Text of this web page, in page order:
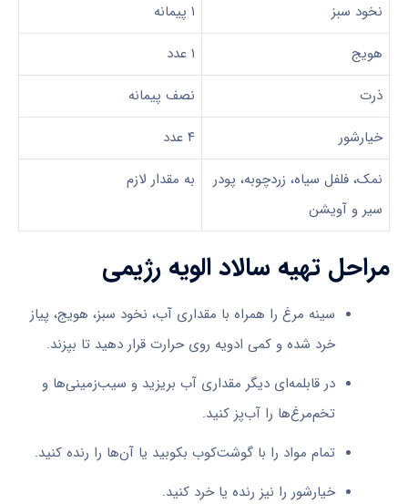
نخود سبز
۱ پیمانه
هویج
۱ عدد
ذرت
نصف پیمانه
خیارشور
۴ عدد
نمک، فلفل سیاه، زردچوبه، پودر
سیر و آویشن
به مقدار لازم
مراحل تهیه سالاد الویه رژیمی
سینه مرغ را همراه با مقداری آب، نخود سبز، هویج، پیاز
خرد شده و کمی ادویه روی حرارت قرار دهید تا بپزند.
در قابلمه‌ای دیگر مقداری آب بریزید و سیب‌زمینی‌ها و
تخم‌مرغ‌ها را آب‌پز کنید.
تمام مواد را با گوشت‌کوب بکوبید یا آن‌ها را رنده کنید.
خیارشور را نیز رنده یا خرد کنید.